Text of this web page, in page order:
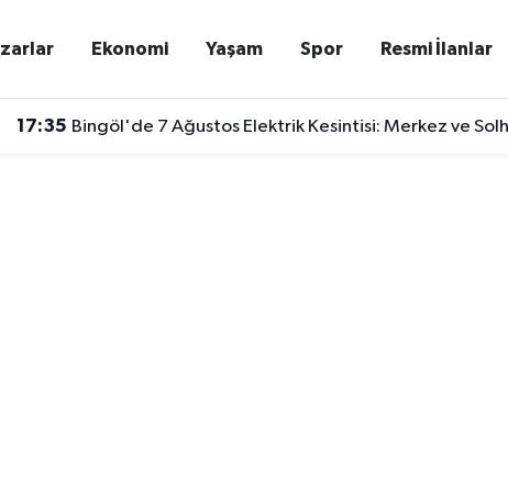
Ekonomi Yaşam Spor Resmi İlanlar
17:35 Bingöl'de 7 Ağustos Elektrik Kesintisi: Merkez ve